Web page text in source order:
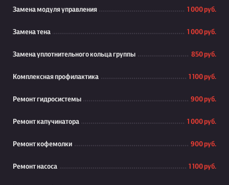
Замена модуля управления 1 000 руб.
Замена тена 1 000 руб.
Замена уплотнительного кольца группы 850 руб.
Комплексная профилактика 1 100 руб.
Ремонт гидросистемы 900 руб.
Ремонт капучинатора 1 000 руб.
Ремонт кофемолки 900 руб.
Ремонт насоса 1 100 руб.